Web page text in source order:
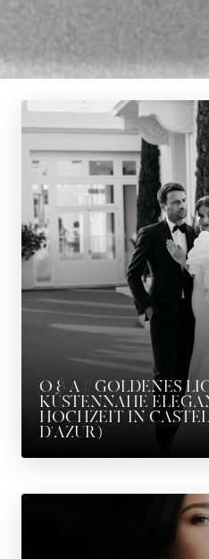
O & A // GOLDENES
KÜSTENNAHE
HOCHZEIT IN
D'AZUR)